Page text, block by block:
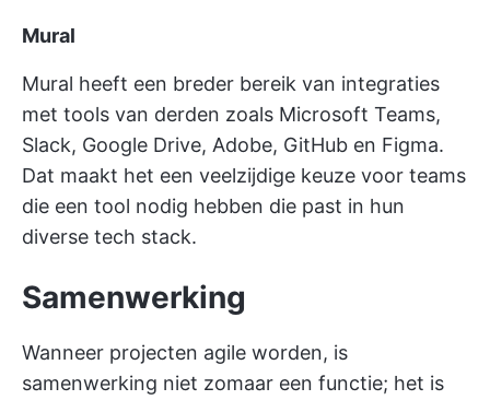
Mural
Mural heeft een breder bereik van integraties
met tools van derden zoals Microsoft Teams,
Slack, Google Drive, Adobe, GitHub en Figma.
Dat maakt het een veelzijdige keuze voor teams
die een tool nodig hebben die past in hun
diverse tech stack.
Samenwerking
Wanneer projecten agile worden, is
samenwerking niet zomaar een functie; het is